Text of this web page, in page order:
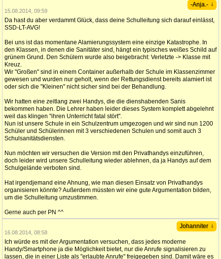
-Anja.- ↓
15.08.2014, 09:59
Da hast du aber verdammt Glück, dass deine Schulleitung sich darauf einlässt,
SSD-LT-AVG!
Bei uns ist das momentane Alamierungssystem eine einzige Katastrophe. In
den Klassen, in denen die Sanitäter sind, hängt ein typisches weißes Schild auf
grünem Grund. Den Schülern wurde also beigebracht: Verletzte -> Klasse mit
Kreuz.
Wir "Großen" sind in einem Container außerhalb der Schule im Klassenzimmer
gewesen und wurden nur geholt, wenn der Rettungsdienst bereits alamiert ist
oder sich die "Kleinen" nicht sicher sind bei der Behandlung.
Wir hatten eine zeitlang zwei Handys, die die dienshabenden Sanis
bekommen haben. Die Lehrer haben leider dieses System komplett abgelehnt
weil das klingen "ihren Unterricht fatal stört".
Nun ist unsere Schule in ein Schulzentrum umgezogen und wir sind nun 1200
Schüler und Schülerinnen mit 3 verschiedenen Schulen und somit auch 3
Schulsanitätsdiensten.
Nun möchten wir versuchen die Version mit den Privathandys einzuführen,
doch leider wird unsere Schulleitung wieder ablehnen, da ja Handys auf dem
Schulgelände verboten sind.
Hat irgendjemand eine Ahnung, wie man diesen Einsatz von Privathandys
organisieren könnte? Außerdem müssten wir eine gute Argumentation bilden,
um die Schulleitung umzustimmen.
Gerne auch per PN ^^
Johanniter ↓
16.08.2014, 08:58
Ich würde es mit der Argumentation versuchen, dass jedes moderne
Handy/Smartphone ja die Möglichkeit bietet, nur die Anrufe signalisieren zu
lassen, die in einer Liste als "erlaubte Anrufe" freigegeben sind. Damit wäre es